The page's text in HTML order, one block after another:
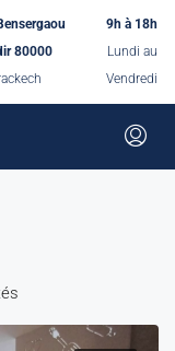
80000
9h à 18h
Lundi au
Vendredi